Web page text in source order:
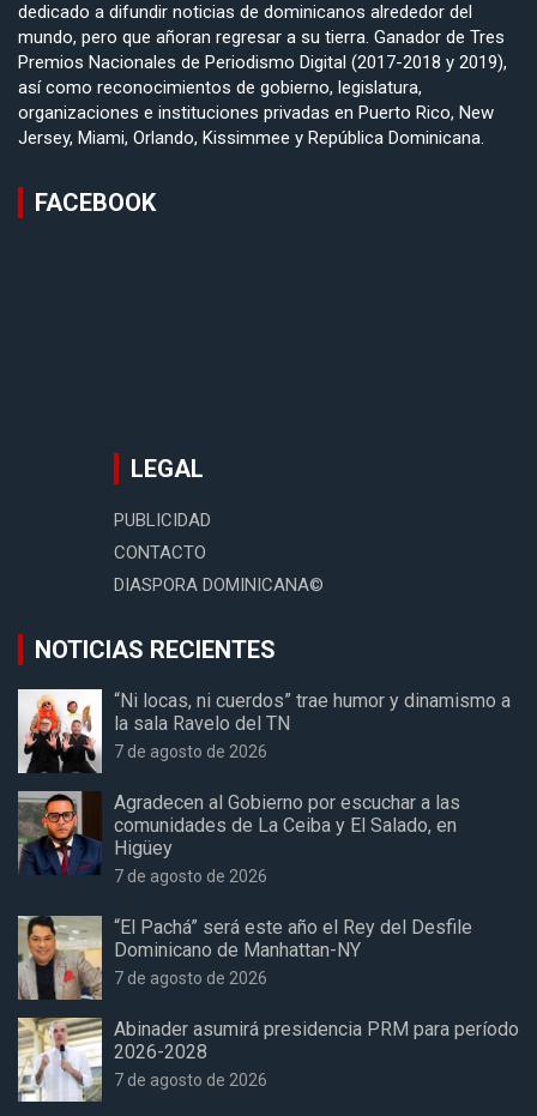
dedicado a difundir noticias de dominicanos alrededor del
mundo, pero que añoran regresar a su tierra. Ganador de Tres
Premios Nacionales de Periodismo Digital (2017-2018 y 2019),
así como reconocimientos de gobierno, legislatura,
organizaciones e instituciones privadas en Puerto Rico, New
Jersey, Miami, Orlando, Kissimmee y República Dominicana.
FACEBOOK
LEGAL
PUBLICIDAD
CONTACTO
DIASPORA DOMINICANA©
NOTICIAS RECIENTES
“Ni locas, ni cuerdos” trae humor y dinamismo a
la sala Ravelo del TN
7 de agosto de 2026
Agradecen al Gobierno por escuchar a las
comunidades de La Ceiba y El Salado, en
Higüey
7 de agosto de 2026
“El Pachá” será este año el Rey del Desfile
Dominicano de Manhattan-NY
7 de agosto de 2026
Abinader asumirá presidencia PRM para período
2026-2028
7 de agosto de 2026